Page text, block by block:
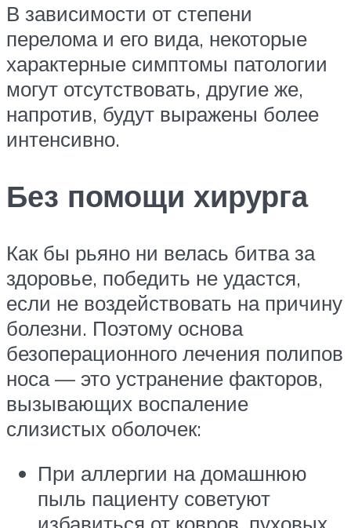
В зависимости от степени
перелома и его вида, некоторые
характерные симптомы патологии
могут отсутствовать, другие же,
напротив, будут выражены более
интенсивно.
Без помощи хирурга
Как бы рьяно ни велась битва за
здоровье, победить не удастся,
если не воздействовать на причину
болезни. Поэтому основа
безоперационного лечения полипов
носа — это устранение факторов,
вызывающих воспаление
слизистых оболочек:
При аллергии на домашнюю
пыль пациенту советуют